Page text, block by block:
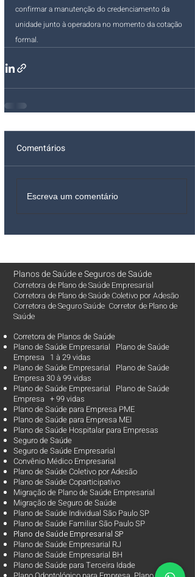
confirmar a manutenção do credenciamento da
unidade junto à operadora no momento da cotação
formal.
Comentários
Escreva um comentário
Planos de SaúdeeSeguros de Saúde
Corretora de Plano de Saúde Empresarial
Corretora de Plano de Saúde Coletivo por Adesão
Corretora de Seguro Saúde Corretor de Plano de
Saúde
Corretora de Planos de Saúde
Plano de Saúde Empresarial Plano de Saúde
Empresa 1 à 29 vidas
Plano de Saúde Empresarial Plano de Saúde
Empresa 30 à 99 vidas ​
Plano de Saúde Empresarial Plano de Saúde
Empresa + 99 vidas
Plano de Saúde para Empresa PME
Plano de Saúde para Empresa MEI
Plano de Saúde Hospitalar para Empresas
Seguro de Saúde
Seguro de Saúde Empresarial
Convênio Médico Empresarial
Plano de Saúde Coletivo por Adesão
Plano de Saúde Coparticipativo
Migração de Plano de Saúde Empresarial
Migração de Seguro de Saúde
Plano de Saúde Individual São Paulo SP
Plano de Saúde Familiar São Paulo SP
Plano de Saúde Empresarial SP
Plano de Saúde Empresarial RJ
Plano de Saúde Empresarial BH
Plano de Saúde para Terceira Idade